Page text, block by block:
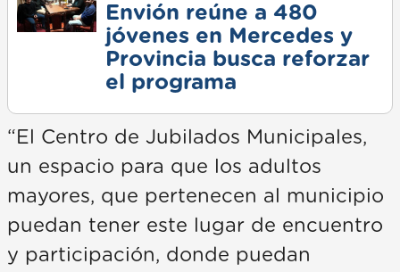
Envión reúne a 480
jóvenes en Mercedes y
Provincia busca reforzar
el programa
“El Centro de Jubilados Municipales,
un espacio para que los adultos
mayores, que pertenecen al municipio
puedan tener este lugar de encuentro
y participación, donde puedan